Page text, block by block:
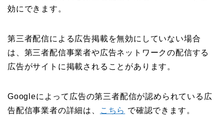
効にできます。
第三者配信による広告掲載を無効にしていない場合
は、第三者配信事業者や広告ネットワークの配信する
広告がサイトに掲載されることがあります。
Googleによって広告の第三者配信が認められている広
告配信事業者の詳細は、
こちら で確認できます。